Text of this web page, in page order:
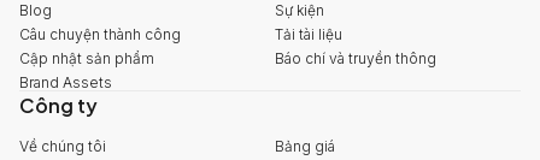
Blog
Sự kiện
Câu chuyện thành công
Tải tài liệu
Cập nhật sản phẩm
Báo chí và truyền thông
Brand Assets
Công ty
Về chúng tôi
Bảng giá